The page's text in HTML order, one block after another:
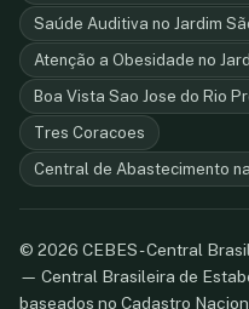
Saúde Auditiva no Jardim
Atenção a Obesidade no
Boa Vista Sao Jose do Rio
Tres Coracoes
Central de Abastecimento
© 2026 CEBES - Central
— Central Brasileira de
baseados no Cadastro